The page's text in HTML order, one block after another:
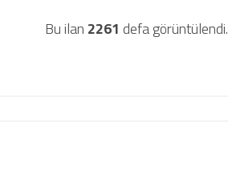
Bu ilan 2261 defa görüntülendi.